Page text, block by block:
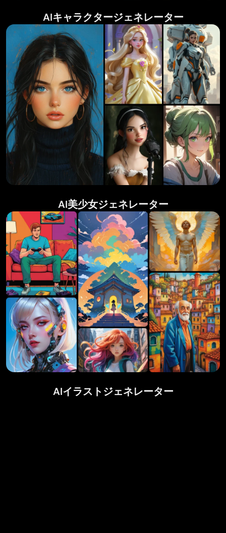
AIキャラクタージェネレーター
AI美少女ジェネレーター
AIイラストジェネレーター